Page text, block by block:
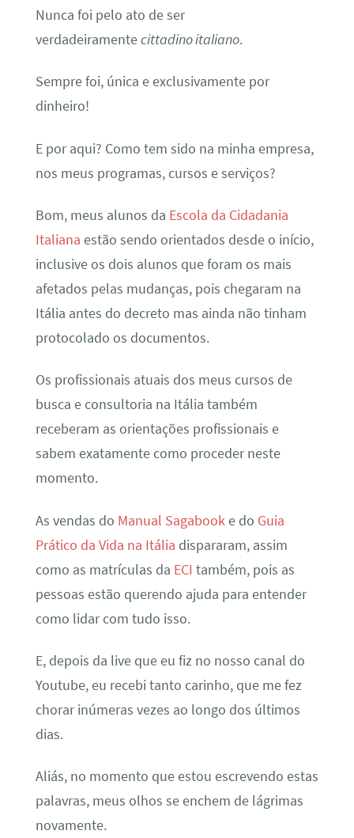
Nunca foi pelo ato de ser
verdadeiramentecittadino italiano.
Sempre foi, única e exclusivamente por
dinheiro!
E por aqui? Como tem sido na minha empresa,
nos meus programas, cursos e serviços?
Bom, meus alunos da Escola da Cidadania
Italiana estão sendo orientados desde o início,
inclusive os dois alunos que foram os mais
afetados pelas mudanças, pois chegaram na
Itália antes do decreto mas ainda não tinham
protocolado os documentos.
Os profissionais atuais dos meus cursos de
busca e consultoria na Itália também
receberam as orientações profissionais e
sabem exatamente como proceder neste
momento.
As vendas do Manual Sagabooke do Guia
Prático da Vida na Itália dispararam, assim
como as matrículas da ECI também, pois as
pessoas estão querendo ajuda para entender
como lidar com tudo isso.
E, depois da live que eu fiz no nosso canal do
Youtube, eu recebi tanto carinho, que me fez
chorar inúmeras vezes ao longo dos últimos
dias.
Aliás, no momento que estou escrevendo estas
palavras, meus olhos se enchem de lágrimas
novamente.